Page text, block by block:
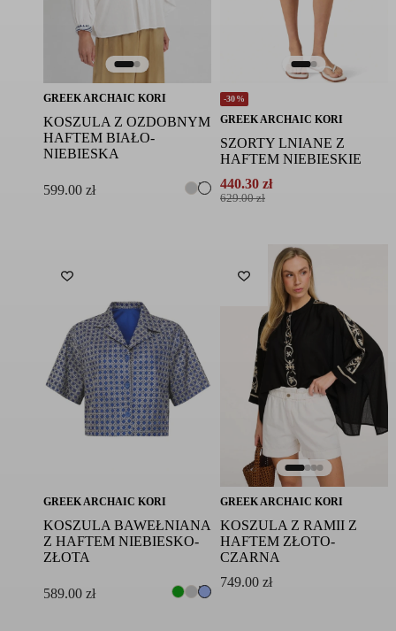
GREEK ARCHAIC KORI
KOSZULA Z OZDOBNYM
HAFTEM BIAŁO-
NIEBIESKA
599.00 zł
-30%
GREEK ARCHAIC KORI
SZORTY LNIANE Z
HAFTEM NIEBIESKIE
629.00zł
Pierwotna
440.30 zł
Aktualna
GREEK ARCHAIC KORI
KOSZULA BAWEŁNIANA
Z HAFTEM NIEBIESKO-
ZŁOTA
589.00 zł
GREEK ARCHAIC KORI
KOSZULA Z RAMII Z
HAFTEM ZŁOTO-
CZARNA
749.00 zł